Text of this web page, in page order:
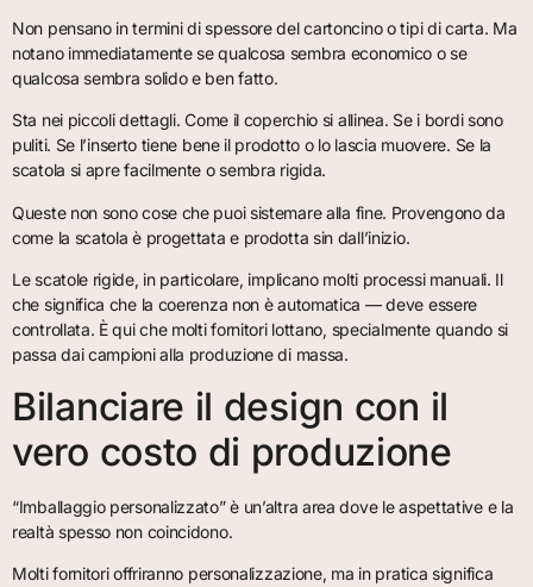
Non pensano in termini di spessore del cartoncino o tipi di carta. Ma
notano immediatamente se qualcosa sembra economico o se
qualcosa sembra solido e ben fatto.
Sta nei piccoli dettagli. Come il coperchio si allinea. Se i bordi sono
puliti. Se l’inserto tiene bene il prodotto o lo lascia muovere. Se la
scatola si apre facilmente o sembra rigida.
Queste non sono cose che puoi sistemare alla fine. Provengono da
come la scatola è progettata e prodotta sin dall’inizio.
Le scatole rigide, in particolare, implicano molti processi manuali. Il
che significa che la coerenza non è automatica — deve essere
controllata. È qui che molti fornitori lottano, specialmente quando si
passa dai campioni alla produzione di massa.
Bilanciare il design con il
vero costo di produzione
“Imballaggio personalizzato” è un’altra area dove le aspettative e la
realtà spesso non coincidono.
Molti fornitori offriranno personalizzazione, ma in pratica significa